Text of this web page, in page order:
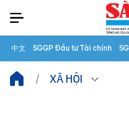
中文 SGGP Đầu tư Tài chính
XÃ HỘI